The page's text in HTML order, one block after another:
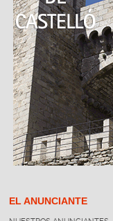
EL ANUNCIANTE